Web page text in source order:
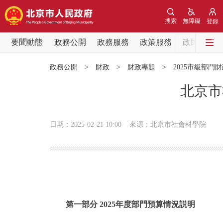
登錄
無障礙
搜索
要聞動態 政務公開 政務服務 政策服務
政民互動
政務公開 > 財政 > 財政專題 > 2025市級部門
北京
日期：2025-02-21 10:00 來源：北京市社會科學院
第一部分 2025年度部門預算情況説明